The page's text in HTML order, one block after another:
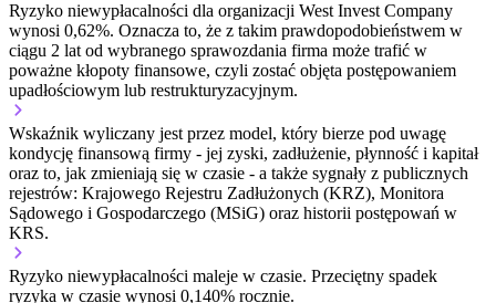
Ryzyko niewypłacalności dla organizacji West Invest Company
wynosi 0,62%. Oznacza to, że z takim prawdopodobieństwem w
ciągu 2 lat od wybranego sprawozdania firma może trafić w
poważne kłopoty finansowe, czyli zostać objęta postępowaniem
upadłościowym lub restrukturyzacyjnym.
Wskaźnik wyliczany jest przez model, który bierze pod uwagę
kondycję finansową firmy - jej zyski, zadłużenie, płynność i kapitał
oraz to, jak zmieniają się w czasie - a także sygnały z publicznych
rejestrów: Krajowego Rejestru Zadłużonych (KRZ), Monitora
Sądowego i Gospodarczego (MSiG) oraz historii postępowań w
KRS.
Ryzyko niewypłacalności maleje w czasie. Przeciętny spadek
ryzyka w czasie wynosi 0,140% rocznie.